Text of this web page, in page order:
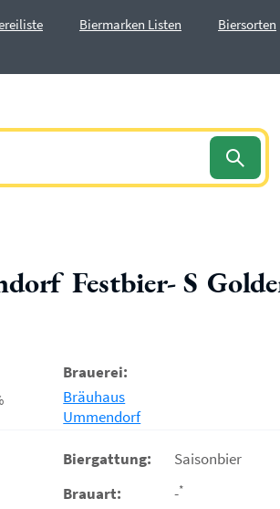
Biermarken Listen Biersorten
Festbier- S
Brauerei:
Bräuhaus
Ummendorf
Biergattung:
Saisonbier
Brauart:
-*